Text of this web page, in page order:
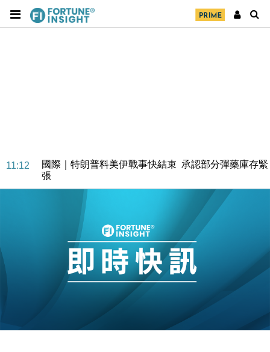
11:12
國際｜特朗普料美伊戰事快結束 承認部分彈藥庫存緊
張
財經｜SA售股自救後再出手 斥4億美元押注未上市公
財經｜精星香港夥菜鳥拓全球智慧倉儲市場 加快海外
地產｜大酒店中期轉賺2300萬元 斥21億翻新香港及
東京半島
13:12
國際｜特朗普赴洛杉磯高球場活動前 男子攜槍彈被捕
財經｜香港7月PMI回落至51 企業擴張放慢兼縮減人